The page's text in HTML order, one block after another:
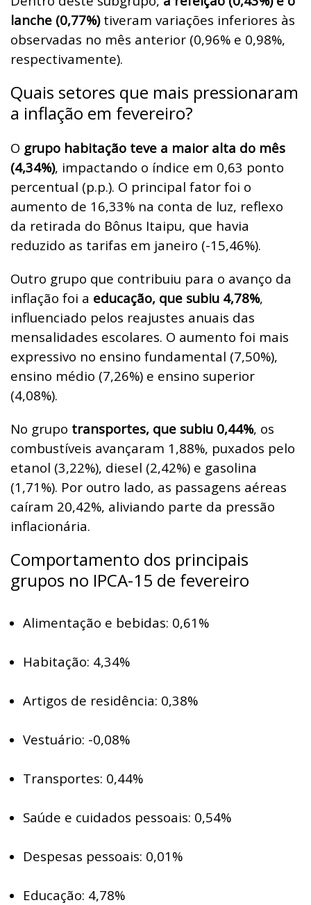
lanche (0,77%) tiveram variações inferiores às
observadas no mês anterior (0,96% e 0,98%,
respectivamente).
Quais setores que mais pressionaram
a inflação em fevereiro?
O grupo habitação teve a maior alta do mês
(4,34%), impactando o índice em 0,63 ponto
percentual (p.p.). O principal fator foi o
aumento de 16,33% na conta de luz, reflexo
da retirada do Bônus Itaipu, que havia
reduzido as tarifas em janeiro (-15,46%).
Outro grupo que contribuiu para o avanço da
inflação foi a educação, que subiu 4,78%,
influenciado pelos reajustes anuais das
mensalidades escolares. O aumento foi mais
expressivo no ensino fundamental (7,50%),
ensino médio (7,26%) e ensino superior
(4,08%).
No grupo transportes, que subiu 0,44%, os
combustíveis avançaram 1,88%, puxados pelo
etanol (3,22%), diesel (2,42%) e gasolina
(1,71%). Por outro lado, as passagens aéreas
caíram 20,42%, aliviando parte da pressão
inflacionária.
Comportamento dos principais
grupos no IPCA-15 de fevereiro
Alimentação e bebidas: 0,61%
Habitação: 4,34%
Artigos de residência: 0,38%
Vestuário: -0,08%
Transportes: 0,44%
Saúde e cuidados pessoais: 0,54%
Despesas pessoais: 0,01%
Educação: 4,78%